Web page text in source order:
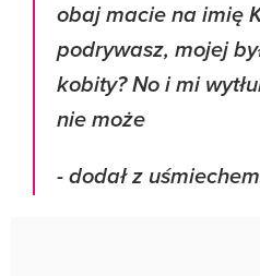
obaj macie na imię
podrywasz, mojej
kobity? No i mi
nie może
- dodał z